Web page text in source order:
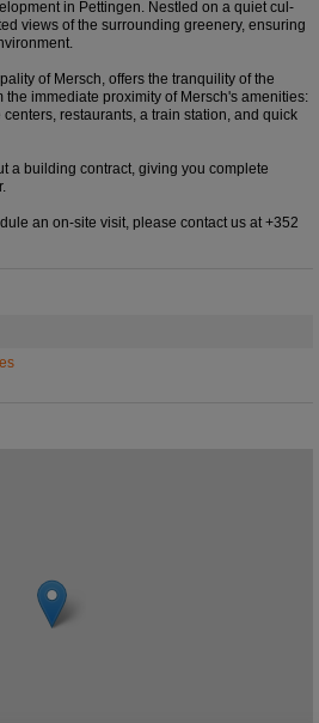
in Pettingen. Nestled on a quiet cul-
views of the surrounding greenery, ensuring
of Mersch, offers the tranquility of the
immediate proximity of Mersch's amenities:
restaurants, a train station, and quick
a building contract, giving you complete
an on-site visit, please contact us at +352